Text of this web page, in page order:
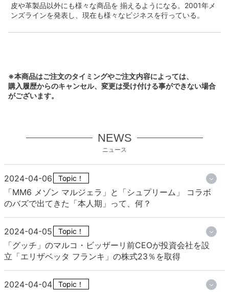
皮や革製品以外にも様々な商品を 揃えるようになる。2001年メ
ンズラインを発表し、現在も様々なビジネスを行っている。
※本商品はご注文のタイミングやご注文内容によっては、
購入履歴からのキャンセル、変更は受け付ける事ができない場合
がございます。
NEWS
ニュース
2024-04-06 Topic！
「MM6 メゾン マルジェラ」と「シュプリーム」 コラボ
のバズで出てきた「本人期」って、何？
2024-04-05 Topic！
「グッチ」のマルコ・ビッザーリ前CEOが投資会社を設
立「エリザベッタ フランキ」の株式23％を取得
2024-04-04 Topic！